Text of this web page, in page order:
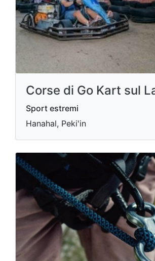
Corse di Go Kart sul
Sport estremi
Hanahal, Peki'in